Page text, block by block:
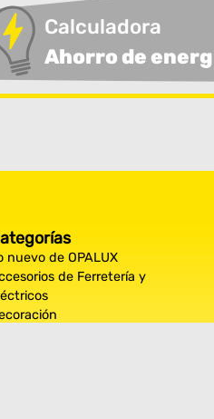
Calculadora
Ahorro de
nuevo de OPALUX
de Ferretería y